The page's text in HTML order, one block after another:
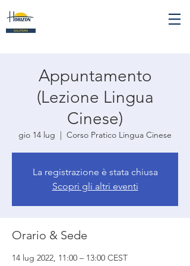
Appuntamento
(Lezione Lingua
Cinese)
gio 14 lug
  |
Corso Pratico Lingua Cinese
La registrazione è stata chiusa
Scopri gli altri eventi
Orario & Sede
14 lug 2022, 11:00 – 13:00 CEST